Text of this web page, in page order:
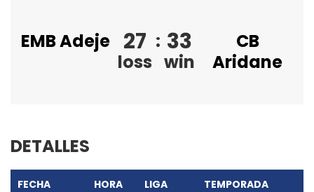
EMB Adeje 27
loss
: 33
win
CB
Aridane
DETALLES
FECHA HORA LIGA TEMPORADA